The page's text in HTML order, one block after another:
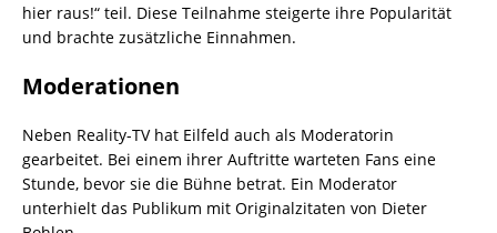
hier raus!“ teil. Diese Teilnahme steigerte ihre Popularität
und brachte zusätzliche Einnahmen.
Moderationen
Neben Reality-TV hat Eilfeld auch als Moderatorin
gearbeitet. Bei einem ihrer Auftritte warteten Fans eine
Stunde, bevor sie die Bühne betrat. Ein Moderator
unterhielt das Publikum mit Originalzitaten von Dieter